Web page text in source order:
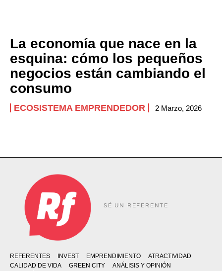
La economía que nace en la
esquina: cómo los pequeños
negocios están cambiando el
consumo
ECOSISTEMA EMPRENDEDOR 2 Marzo, 2026
SÉ UN REFERENTE
REFERENTES INVEST EMPRENDIMIENTO
ATRACTIVIDAD
CALIDAD DE VIDA
GREEN CITY
ANÁLISIS Y OPINIÓN